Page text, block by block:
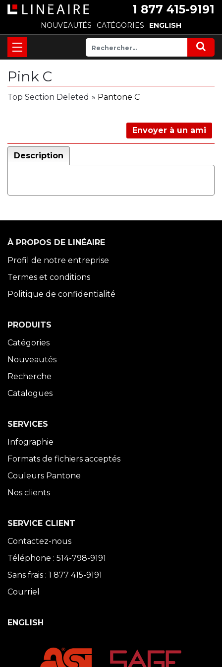
1 877 415-9191
NOUVEAUTÉS CATÉGORIES ENGLISH
Pink C
Top Section Deleted » Pantone C
Envoyer à un ami
Description
À PROPOS DE LINÉAIRE
Profil de notre entreprise
Termes et conditions
Politique de confidentialité
PRODUITS
Catégories
Nouveautés
Recherche
Catalogues
SERVICES
Infographie
Formats de fichiers acceptés
Couleurs Pantone
Nos clients
SERVICE CLIENT
Contactez-nous
Téléphone : 514-798-9191
Sans frais : 1 877 415-9191
Courriel
ENGLISH